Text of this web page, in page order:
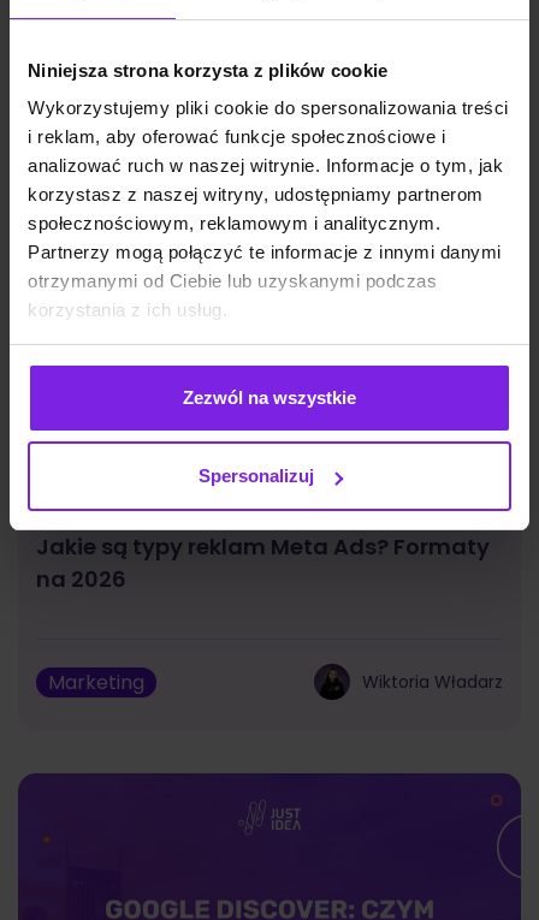
Niniejsza strona korzysta z plików cookie
Wykorzystujemy pliki cookie do spersonalizowania treści
i reklam, aby oferować funkcje społecznościowe i
analizować ruch w naszej witrynie. Informacje o tym, jak
korzystasz z naszej witryny, udostępniamy partnerom
społecznościowym, reklamowym i analitycznym.
Partnerzy mogą połączyć te informacje z innymi danymi
otrzymanymi od Ciebie lub uzyskanymi podczas
korzystania z ich usług.
Zezwól na wszystkie
Spersonalizuj
SEO Małgorzata Walo
Jakie są typy reklam Meta Ads? Formaty
na 2026
Marketing Wiktoria Władarz